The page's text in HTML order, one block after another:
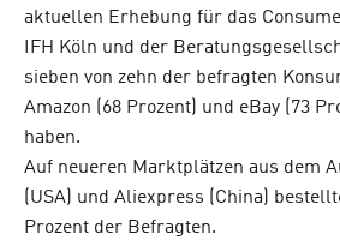
aktuellen Erhebung für das
IFH Köln und der
sieben von zehn der befragten
Amazon (68 Prozent) und eBay (73
haben.
Auf neueren Marktplätzen aus dem
(USA) und Aliexpress (China)
Prozent der Befragten.